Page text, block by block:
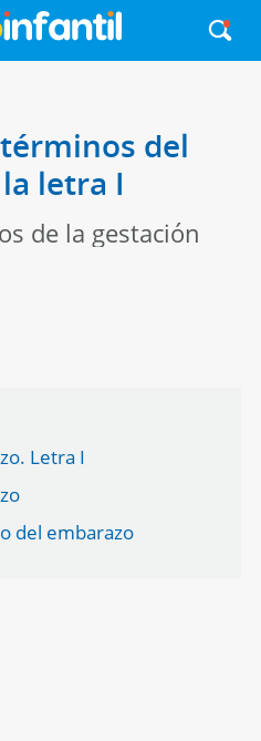
del
letra I
de la gestación
Letra I
del embarazo